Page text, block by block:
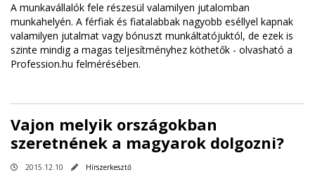
A munkavállalók fele részesül valamilyen jutalomban
munkahelyén. A férfiak és fiatalabbak nagyobb eséllyel kapnak
valamilyen jutalmat vagy bónuszt munkáltatójuktól, de ezek is
szinte mindig a magas teljesítményhez köthetők - olvasható a
Profession.hu felmérésében.
Vajon melyik országokban
szeretnének a magyarok dolgozni?
2015.12.10 Hírszerkesztő